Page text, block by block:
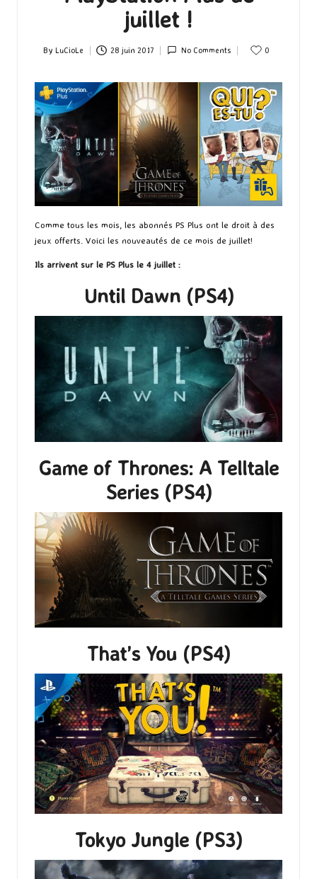
juillet !
Posted
By LuCioLe 28 juin 2017 No Comments 0
Comme tous les mois, les abonnés PS Plus ont le droit à des
jeux offerts. Voici les nouveautés de ce mois de juillet!
Ils arrivent sur le PS Plus le 4 juillet :
Until Dawn (PS4)
Game of Thrones: A Telltale
Series (PS4)
That’s You (PS4)
Tokyo Jungle (PS3)